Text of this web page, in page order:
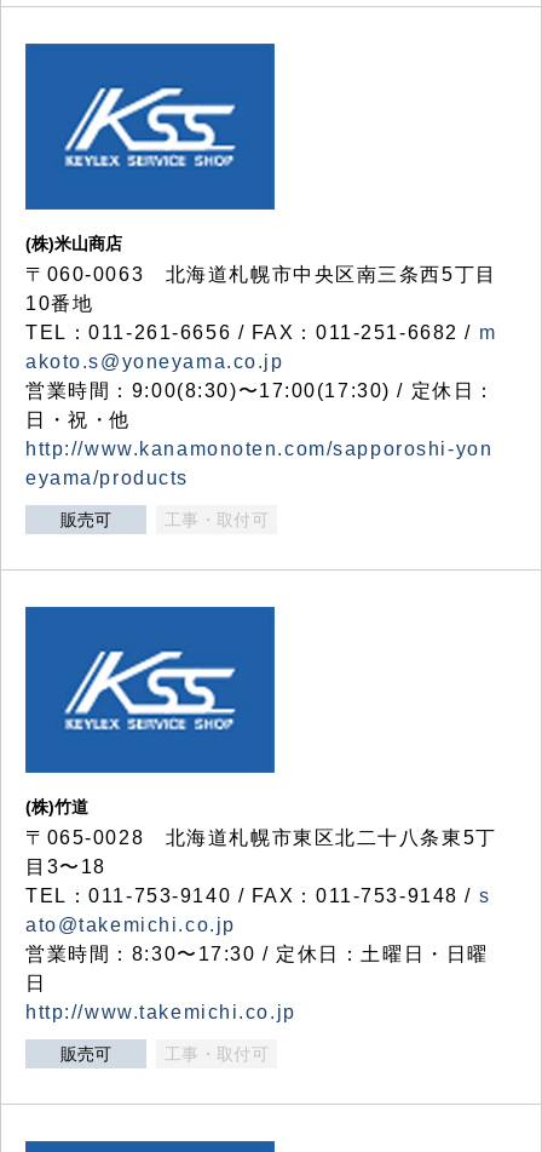
(株)米山商店
〒060-0063 北海道札幌市中央区南三条西5丁目
10番地
TEL：011-261-6656 / FAX：011-251-6682 / m
akoto.s@yoneyama.co.jp
営業時間：9:00(8:30)〜17:00(17:30) / 定休日：
日・祝・他
http://www.kanamonoten.com/sapporoshi-yon
eyama/products
販売可 工事・取付可
(株)竹道
〒065-0028 北海道札幌市東区北二十八条東5丁
目3〜18
TEL：011-753-9140 / FAX：011-753-9148 / s
ato@takemichi.co.jp
営業時間：8:30〜17:30 / 定休日：土曜日・日曜
日
http://www.takemichi.co.jp
販売可 工事・取付可